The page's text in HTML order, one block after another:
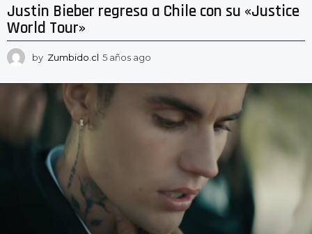
Justin Bieber regresa a Chile con su «Justice
World Tour»
by Zumbido.cl 5 años ago
ñ
o
a